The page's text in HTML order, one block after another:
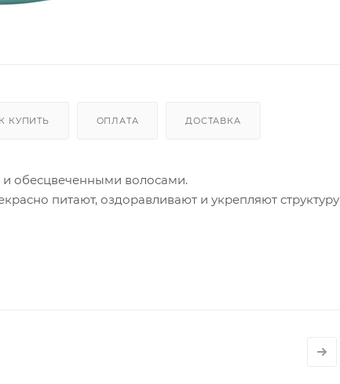
КУПИТЬ ОПЛАТА ДОСТАВКА
обесцвеченными волосами.
питают, оздоравливают и укрепляют структуру